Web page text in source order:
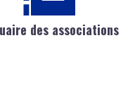
des associations